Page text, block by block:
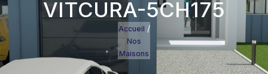
VITCURA-5CH175
Accueil /
Nos
Maisons